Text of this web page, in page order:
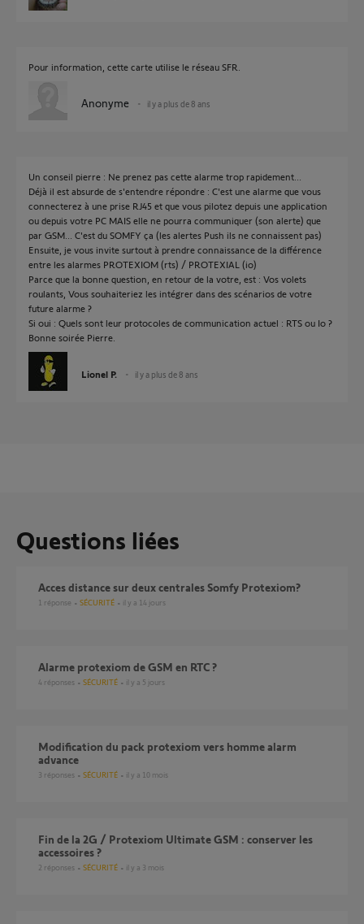
Pour information, cette carte utilise le réseau SFR.
Anonyme il y a plus de 8 ans
Un conseil pierre : Ne prenez pas cette alarme trop rapidement...
Déjà il est absurde de s'entendre répondre : C'est une alarme que vous
connecterez à une prise RJ45 et que vous pilotez depuis une application
ou depuis votre PC MAIS elle ne pourra communiquer (son alerte) que
par GSM... C'est du SOMFY ça (les alertes Push ils ne connaissent pas)
Ensuite, je vous invite surtout à prendre connaissance de la différence
entre les alarmes PROTEXIOM (rts) / PROTEXIAL (io)
Parce que la bonne question, en retour de la votre, est : Vos volets
roulants, Vous souhaiteriez les intégrer dans des scénarios de votre
future alarme ?
Si oui : Quels sont leur protocoles de communication actuel : RTS ou Io ?
Bonne soirée Pierre.
Lionel P. il y a plus de 8 ans
Questions liées
Acces distance sur deux centrales Somfy Protexiom?
1 réponse SÉCURITÉ il y a 14 jours
Alarme protexiom de GSM en RTC ?
4 réponses SÉCURITÉ il y a 5 jours
Modification du pack protexiom vers homme alarm
advance
3 réponses SÉCURITÉ il y a 10 mois
Fin de la 2G / Protexiom Ultimate GSM : conserver les
accessoires ?
2 réponses SÉCURITÉ il y a 3 mois